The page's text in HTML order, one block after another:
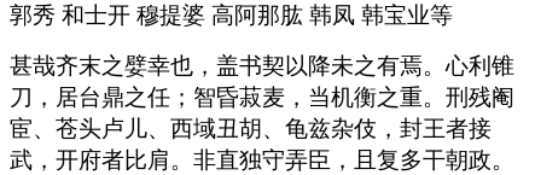
郭秀 和士开 穆提婆 高阿那肱 韩凤 韩宝业等
甚哉齐末之嬖幸也，盖书契以降未之有焉。心利锥
刀，居台鼎之任；智昏菽麦，当机衡之重。刑残阉
宦、苍头卢儿、西域丑胡、龟兹杂伎，封王者接
武，开府者比肩。非直独守弄臣，且复多干朝政。